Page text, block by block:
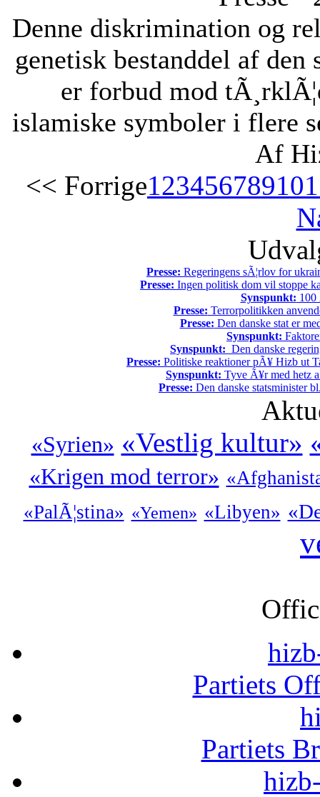
Denne diskrimination og
genetisk bestanddel af
er forbud mod
islamiske symboler i flere
Af
<< Forrige12345678910
Presse: Regeringens sÃ¦rlov for
Presse: Ingen politisk dom vil stoppe
Synspunkt: 100
Presse: Terrorpolitikken
Presse: Den danske stat er
Synspunkt:
Synspunkt: Den danske
Presse: Politiske reaktioner pÃ¥ Hizb ut
Synspunkt: Tyve Ã¥r med hetz
Presse: Den danske statsminister
«Syrien» «Vestlig kultur»
«Krigen mod terror»
«PalÃ¦stina» «Yemen» «Libyen»
Partiets
Partiets